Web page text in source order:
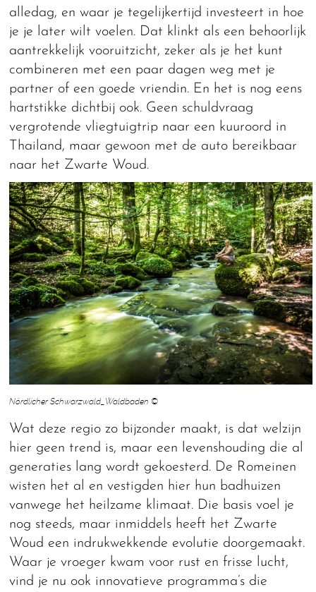
alledag, en waar je tegelijkertijd investeert in hoe
je je later wilt voelen. Dat klinkt als een behoorlijk
aantrekkelijk vooruitzicht, zeker als je het kunt
combineren met een paar dagen weg met je
partner of een goede vriendin. En het is nog eens
hartstikke dichtbij ook. Geen schuldvraag
vergrotende vliegtuigtrip naar een kuuroord in
Thailand, maar gewoon met de auto bereikbaar
naar het Zwarte Woud.
Nördlicher Schwarzwald_Waldbaden ©
Wat deze regio zo bijzonder maakt, is dat welzijn
hier geen trend is, maar een levenshouding die al
generaties lang wordt gekoesterd. De Romeinen
wisten het al en vestigden hier hun badhuizen
vanwege het heilzame klimaat. Die basis voel je
nog steeds, maar inmiddels heeft het Zwarte
Woud een indrukwekkende evolutie doorgemaakt.
Waar je vroeger kwam voor rust en frisse lucht,
vind je nu ook innovatieve programma’s die